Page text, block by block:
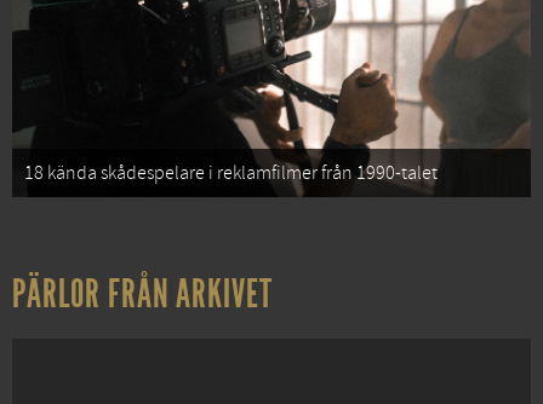
18 kända skådespelare i reklamfilmer från 1990-talet
PÄRLOR FRÅN ARKIVET